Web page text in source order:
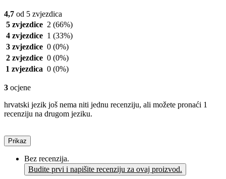
4,7 od 5 zvjezdica
5 zvjezdice 2 (66%)
4 zvjezdice 1 (33%)
3 zvjezdice 0 (0%)
2 zvjezdice 0 (0%)
1 zvjezdica 0 (0%)
3 ocjene
hrvatski jezik još nema niti jednu recenziju, ali možete pronaći 1
recenziju na drugom jeziku.
Prikaz
Bez recenzija.
Budite prvi i napišite recenziju za ovaj proizvod.